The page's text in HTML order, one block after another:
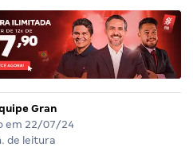
Gran
em 22/07/24
de leitura